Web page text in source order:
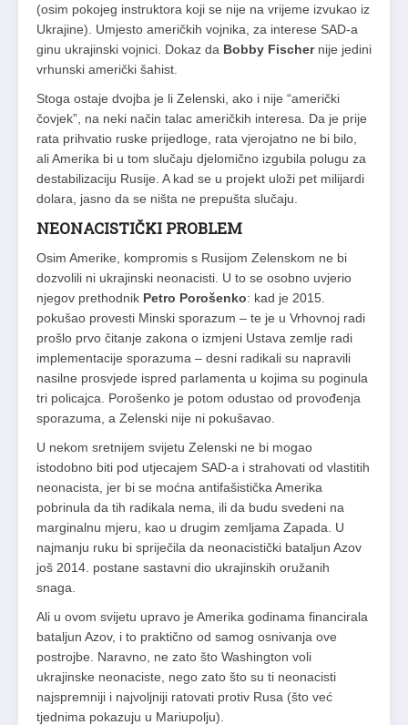
(osim pokojeg instruktora koji se nije na vrijeme izvukao iz
Ukrajine). Umjesto američkih vojnika, za interese SAD-a
ginu ukrajinski vojnici. Dokaz da Bobby Fischer nije jedini
vrhunski američki šahist.
Stoga ostaje dvojba je li Zelenski, ako i nije “američki
čovjek”, na neki način talac američkih interesa. Da je prije
rata prihvatio ruske prijedloge, rata vjerojatno ne bi bilo,
ali Amerika bi u tom slučaju djelomično izgubila polugu za
destabilizaciju Rusije. A kad se u projekt uloži pet milijardi
dolara, jasno da se ništa ne prepušta slučaju.
NEONACISTIČKI PROBLEM
Osim Amerike, kompromis s Rusijom Zelenskom ne bi
dozvolili ni ukrajinski neonacisti. U to se osobno uvjerio
njegov prethodnik Petro Porošenko: kad je 2015.
pokušao provesti Minski sporazum – te je u Vrhovnoj radi
prošlo prvo čitanje zakona o izmjeni Ustava zemlje radi
implementacije sporazuma – desni radikali su napravili
nasilne prosvjede ispred parlamenta u kojima su poginula
tri policajca. Porošenko je potom odustao od provođenja
sporazuma, a Zelenski nije ni pokušavao.
U nekom sretnijem svijetu Zelenski ne bi mogao
istodobno biti pod utjecajem SAD-a i strahovati od vlastitih
neonacista, jer bi se moćna antifašistička Amerika
pobrinula da tih radikala nema, ili da budu svedeni na
marginalnu mjeru, kao u drugim zemljama Zapada. U
najmanju ruku bi spriječila da neonacistički bataljun Azov
još 2014. postane sastavni dio ukrajinskih oružanih
snaga.
Ali u ovom svijetu upravo je Amerika godinama financirala
bataljun Azov, i to praktično od samog osnivanja ove
postrojbe. Naravno, ne zato što Washington voli
ukrajinske neonaciste, nego zato što su ti neonacisti
najspremniji i najvoljniji ratovati protiv Rusa (što već
tjednima pokazuju u Mariupolju).